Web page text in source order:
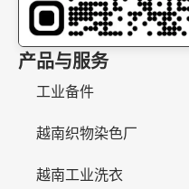
产品与服务
工业备件
越南织物染色厂
越南工业洗衣